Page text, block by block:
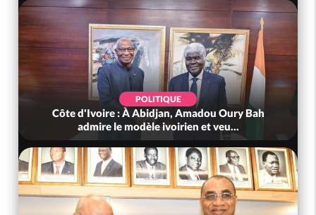
POLITIQUE
Côte d'Ivoire : À Abidjan, Amadou Oury Bah
admire le modèle ivoirien et veu...